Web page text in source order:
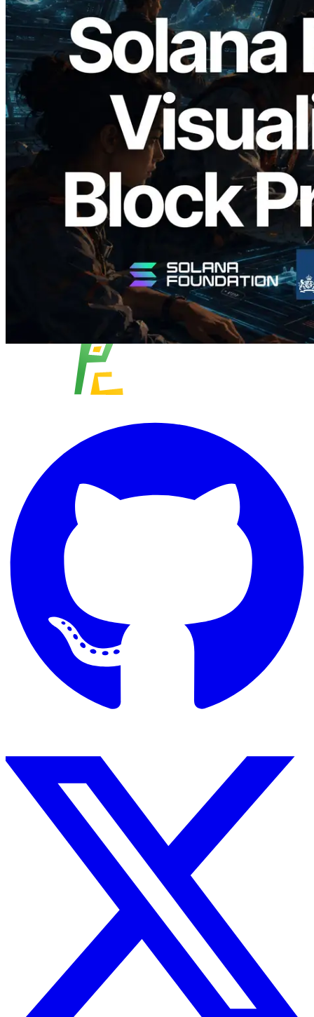
2026.05.24
Validators Solutions 釋出 Solana Block
Analyzer — 以 slot 為單位視覺化區塊生
成時間與負責驗證者